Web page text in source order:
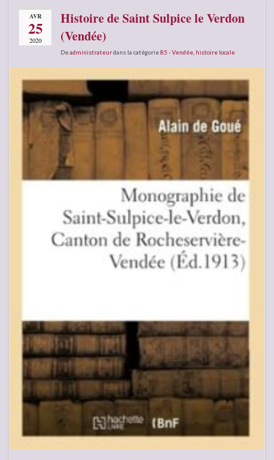
AVR
25
2020
Histoire de Saint Sulpice le Verdon
(Vendée)
Deadministrateurdans la catégorie85 - Vendée histoire locale